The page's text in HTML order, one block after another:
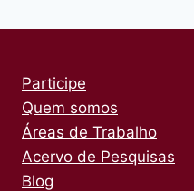
Participe
Quem somos
Áreas de Trabalho
Acervo de Pesquisas
Blog